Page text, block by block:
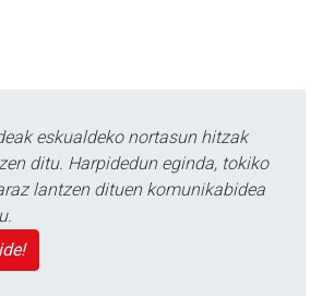
eskualdeko nortasun hitzak
ditu. Harpidedun eginda, tokiko
lantzen dituen komunikabidea